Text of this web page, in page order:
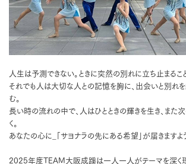
人生は予測できない。ときに突然の別れに立ち止まること
それでも人は大切な人との記憶を胸に、出会いと別れ
む。
長い時の流れの中で、人はひとときの輝きを生き、また
く。
あなたの心に_「サヨナラの先にある希望」が届きますよ
2025年度TEAM大阪成蹊は一人一人がテーマを深く